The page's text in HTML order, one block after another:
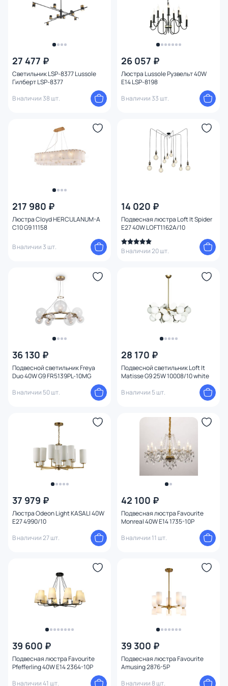
27 477 ₽
Светильник LSP-8377 Lussole
Гилберт LSP-8377
В наличии 38 шт.
26 057 ₽
Люстра Lussole Рузвельт 40W
E14 LSP-8198
В наличии 33 шт.
217 980 ₽
Люстра Cloyd HERCULANUM-A
C10 G9 11158
В наличии 3 шт.
14 020 ₽
Подвесная люстра Loft It Spider
E27 40W LOFT1162A/10
В наличии 20 шт.
36 130 ₽
Подвесной светильник Freya
Duo 40W G9 FR5139PL-10MG
В наличии 50 шт.
28 170 ₽
Подвесной светильник Loft It
Matisse G9 25W 10008/10 white
В наличии 5 шт.
37 979 ₽
Люстра Odeon Light KASALI 40W
E27 4990/10
В наличии 27 шт.
42 100 ₽
Подвесная люстра Favourite
Monreal 40W E14 1735-10P
В наличии 11 шт.
39 600 ₽
Подвесная люстра Favourite
Pfefferling 40W E14 2364-10P
В наличии 41 шт.
39 300 ₽
Подвесная люстра Favourite
Amusing 2876-5P
В наличии 8 шт.
Форма плафона
Оформление
Функции
Способ крепления
Степень пыле-влагозащиты
Конструкция